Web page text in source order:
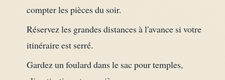
compter les pièces du soir.
Réservez les grandes distances à l'avance si votre
itinéraire est serré.
Gardez un foulard dans le sac pour temples,